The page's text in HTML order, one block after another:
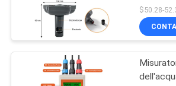
SIAMO
FATORY
TOURMetro di
0~20
$50.28-